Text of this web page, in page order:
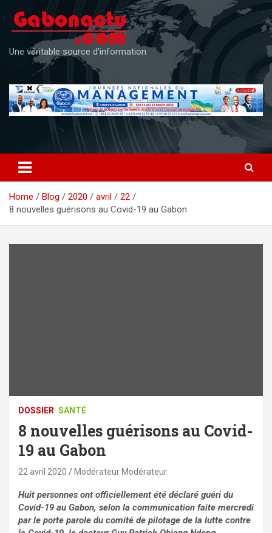
content
Une véritable source d'information
Home Blog 2020 avril
22
8 nouvelles guérisons au Covid-19 au Gabon
DOSSIER SANTÉ
8 nouvelles guérisons au Covid-
19 au Gabon
22 avril 2020 Modérateur Modérateur
Huit personnes ont officiellement été déclaré guéri du
Covid-19 au Gabon, selon la communication faite mercredi
par le porte parole du comité de pilotage de la lutte contre